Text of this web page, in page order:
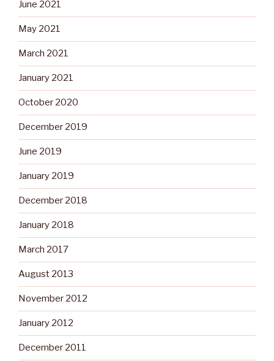
June 2021
May 2021
March 2021
January 2021
October 2020
December 2019
June 2019
January 2019
December 2018
January 2018
March 2017
August 2013
November 2012
January 2012
December 2011